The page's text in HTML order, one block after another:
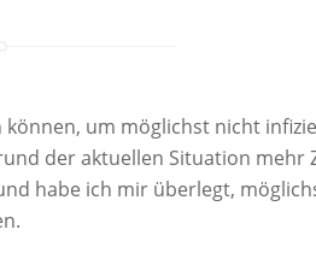
um möglichst nicht
der aktuellen Situation mehr
habe ich mir überlegt,